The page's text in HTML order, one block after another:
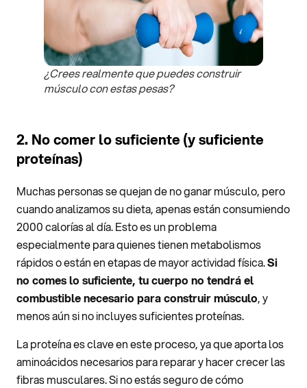
¿Crees realmente que puedes construir
músculo con estas pesas?
2. No comer lo suficiente (y suficiente
proteínas)
Muchas personas se quejan de no ganar músculo, pero
cuando analizamos su dieta, apenas están consumiendo
2000 calorías al día. Esto es un problema
especialmente para quienes tienen metabolismos
rápidos o están en etapas de mayor actividad física.Si
no comes lo suficiente, tu cuerpo no tendrá el
combustible necesario para construir músculo, y
menos aún si no incluyes suficientes proteínas.
La proteína es clave en este proceso, ya que aporta los
aminoácidos necesarios para reparar y hacer crecer las
fibras musculares. Si no estás seguro de cómo